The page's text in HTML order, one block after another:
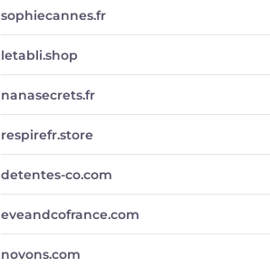
sophiecannes.fr
letabli.shop
nanasecrets.fr
respirefr.store
detentes-co.com
eveandcofrance.com
novons.com